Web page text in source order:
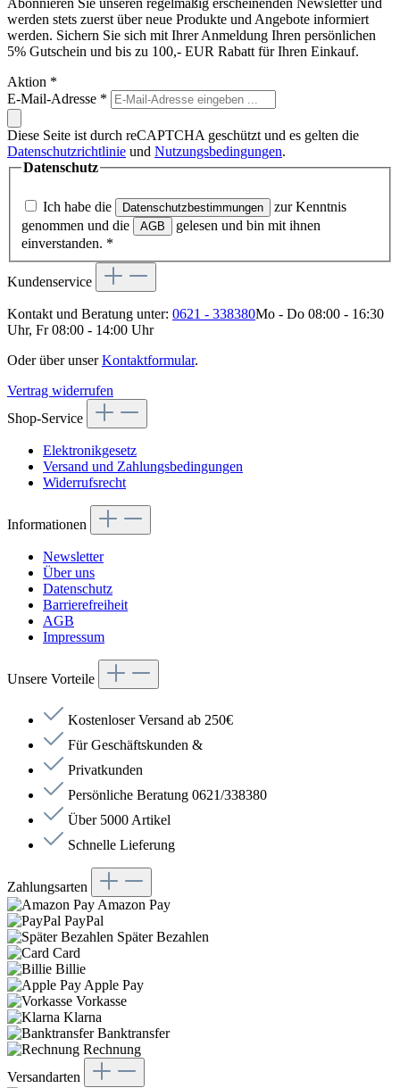
Abonnieren Sie unseren regelmäßig erscheinenden Newsletter und
werden stets zuerst über neue Produkte und Angebote informiert
werden. Sichern Sie sich mit Ihrer Anmeldung Ihren persönlichen
5% Gutschein und bis zu 100,- EUR Rabatt für Ihren Einkauf.
Aktion *
E-Mail-Adresse *
Diese Seite ist durch reCAPTCHA geschützt und es gelten die
Datenschutzrichtlinie und Nutzungsbedingungen.
Datenschutz
Ich habe die Datenschutzbestimmungen
zur Kenntnis
genommen und die
AGB
gelesen und bin mit ihnen
einverstanden. *
Kundenservice
Kontakt und Beratung unter: 0621 - 338380Mo - Do 08:00 - 16:30
Uhr, Fr 08:00 - 14:00 Uhr
Oder über unserKontaktformular.
Vertrag widerrufen
Shop-Service
Elektronikgesetz
Versand und Zahlungsbedingungen
Widerrufsrecht
Informationen
Newsletter
Über uns
Datenschutz
Barrierefreiheit
AGB
Impressum
Unsere Vorteile
Kostenloser Versand ab 250€
Für Geschäftskunden &
Privatkunden
Persönliche Beratung 0621/338380
Über 5000 Artikel
Schnelle Lieferung
Zahlungsarten
Amazon Pay
PayPal
Später Bezahlen
Card
Billie
Apple Pay
Vorkasse
Klarna
Banktransfer
Rechnung
Versandarten